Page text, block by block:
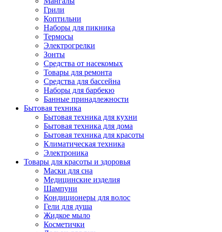
Грили
Коптильни
Наборы для пикника
Термосы
Электрогрелки
Зонты
Средства от насекомых
Товары для ремонта
Средства для бассейна
Наборы для барбекю
Банные принадлежности
Бытовая техника
Бытовая техника для кухни
Бытовая техника для дома
Бытовая техника для красоты
Климатическая техника
Электроника
Товары для красоты и здоровья
Маски для сна
Медицинские изделия
Шампуни
Кондиционеры для волос
Гели для душа
Жидкое мыло
Косметички